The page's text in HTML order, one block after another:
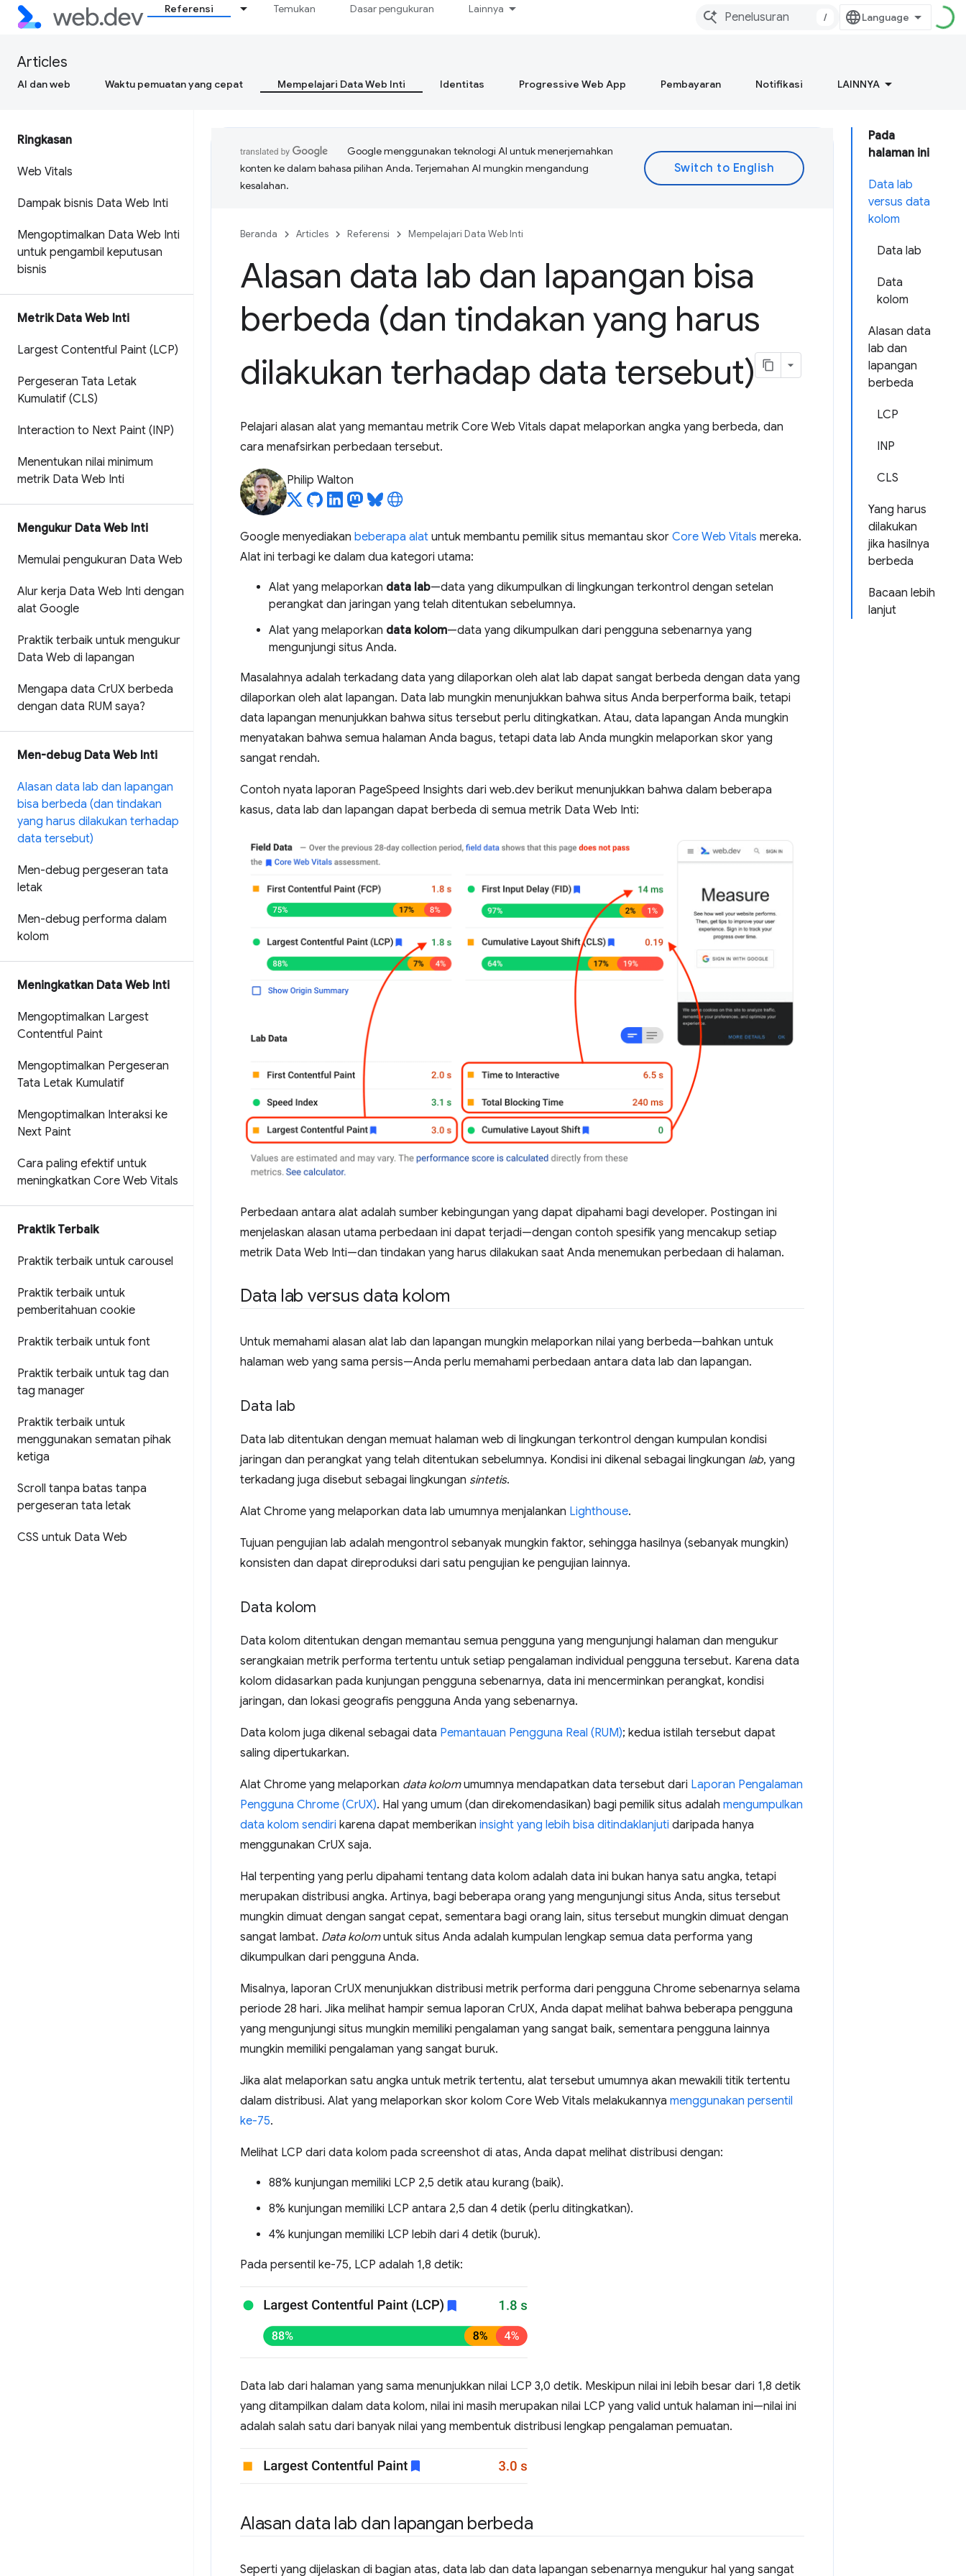
Referensi Temukan Dasar pengukuran Lainnya
/
Articles
AI dan web Waktu pemuatan yang cepat Mempelajari Data Web Inti Identitas Progressive Web App Pembayaran Notifikasi LAINNYA
Ringkasan
Web Vitals
Dampak bisnis Data Web Inti
Mengoptimalkan Data Web Inti
untuk pengambil keputusan
bisnis
Metrik Data Web Inti
Largest Contentful Paint (LCP)
Pergeseran Tata Letak
Kumulatif (CLS)
Interaction to Next Paint (INP)
Menentukan nilai minimum
metrik Data Web Inti
Mengukur Data Web Inti
Memulai pengukuran Data Web
Alur kerja Data Web Inti dengan
alat Google
Praktik terbaik untuk mengukur
Data Web di lapangan
Mengapa data CrUX berbeda
dengan data RUM saya?
Men-debug Data Web Inti
Alasan data lab dan lapangan
bisa berbeda (dan tindakan
yang harus dilakukan terhadap
data tersebut)
Men-debug pergeseran tata
letak
Men-debug performa dalam
kolom
Meningkatkan Data Web Inti
Mengoptimalkan Largest
Contentful Paint
Mengoptimalkan Pergeseran
Tata Letak Kumulatif
Mengoptimalkan Interaksi ke
Next Paint
Cara paling efektif untuk
meningkatkan Core Web Vitals
Praktik Terbaik
Praktik terbaik untuk carousel
Praktik terbaik untuk
pemberitahuan cookie
Praktik terbaik untuk font
Praktik terbaik untuk tag dan
tag manager
Praktik terbaik untuk
menggunakan sematan pihak
ketiga
Scroll tanpa batas tanpa
pergeseran tata letak
CSS untuk Data Web
Pada
halaman ini
Data lab
versus data
kolom
Data lab
Data
kolom
Alasan data
lab dan
lapangan
berbeda
LCP
INP
CLS
Yang harus
dilakukan
jika hasilnya
berbeda
Bacaan lebih
lanjut
Google menggunakan teknologi AI untuk menerjemahkan
konten ke dalam bahasa pilihan Anda. Terjemahan AI mungkin mengandung
kesalahan.
Beranda Articles Referensi Mempelajari Data Web Inti
Alasan data lab dan lapangan bisa
berbeda (dan tindakan yang harus
dilakukan terhadap data tersebut)
Pelajari alasan alat yang memantau metrik Core Web Vitals dapat melaporkan angka yang berbeda, dan
cara menafsirkan perbedaan tersebut.
Philip Walton
Google menyediakan beberapa alat untuk membantu pemilik situs memantau skor Core Web Vitals mereka.
Alat ini terbagi ke dalam dua kategori utama:
Alat yang melaporkan data lab—data yang dikumpulkan di lingkungan terkontrol dengan setelan
perangkat dan jaringan yang telah ditentukan sebelumnya.
Alat yang melaporkan data kolom—data yang dikumpulkan dari pengguna sebenarnya yang
mengunjungi situs Anda.
Masalahnya adalah terkadang data yang dilaporkan oleh alat lab dapat sangat berbeda dengan data yang
dilaporkan oleh alat lapangan. Data lab mungkin menunjukkan bahwa situs Anda berperforma baik, tetapi
data lapangan menunjukkan bahwa situs tersebut perlu ditingkatkan. Atau, data lapangan Anda mungkin
menyatakan bahwa semua halaman Anda bagus, tetapi data lab Anda mungkin melaporkan skor yang
sangat rendah.
Contoh nyata laporan PageSpeed Insights dari web.dev berikut menunjukkan bahwa dalam beberapa
kasus, data lab dan lapangan dapat berbeda di semua metrik Data Web Inti:
Perbedaan antara alat adalah sumber kebingungan yang dapat dipahami bagi developer. Postingan ini
menjelaskan alasan utama perbedaan ini dapat terjadi—dengan contoh spesifik yang mencakup setiap
metrik Data Web Inti—dan tindakan yang harus dilakukan saat Anda menemukan perbedaan di halaman.
Data lab versus data kolom
Untuk memahami alasan alat lab dan lapangan mungkin melaporkan nilai yang berbeda—bahkan untuk
halaman web yang sama persis—Anda perlu memahami perbedaan antara data lab dan lapangan.
Data lab
Data lab ditentukan dengan memuat halaman web di lingkungan terkontrol dengan kumpulan kondisi
jaringan dan perangkat yang telah ditentukan sebelumnya. Kondisi ini dikenal sebagai lingkungan lab, yang
terkadang juga disebut sebagai lingkungan sintetis.
Alat Chrome yang melaporkan data lab umumnya menjalankan Lighthouse.
Tujuan pengujian lab adalah mengontrol sebanyak mungkin faktor, sehingga hasilnya (sebanyak mungkin)
konsisten dan dapat direproduksi dari satu pengujian ke pengujian lainnya.
Data kolom
Data kolom ditentukan dengan memantau semua pengguna yang mengunjungi halaman dan mengukur
serangkaian metrik performa tertentu untuk setiap pengalaman individual pengguna tersebut. Karena data
kolom didasarkan pada kunjungan pengguna sebenarnya, data ini mencerminkan perangkat, kondisi
jaringan, dan lokasi geografis pengguna Anda yang sebenarnya.
Data kolom juga dikenal sebagai data Pemantauan Pengguna Real (RUM); kedua istilah tersebut dapat
saling dipertukarkan.
Alat Chrome yang melaporkan data kolomumumnya mendapatkan data tersebut dari Laporan Pengalaman
Pengguna Chrome (CrUX). Hal yang umum (dan direkomendasikan) bagi pemilik situs adalah mengumpulkan
data kolom sendiri karena dapat memberikan insight yang lebih bisa ditindaklanjuti daripada hanya
menggunakan CrUX saja.
Hal terpenting yang perlu dipahami tentang data kolom adalah data ini bukan hanya satu angka, tetapi
merupakan distribusi angka. Artinya, bagi beberapa orang yang mengunjungi situs Anda, situs tersebut
mungkin dimuat dengan sangat cepat, sementara bagi orang lain, situs tersebut mungkin dimuat dengan
sangat lambat. Data kolomuntuk situs Anda adalah kumpulan lengkap semua data performa yang
dikumpulkan dari pengguna Anda.
Misalnya, laporan CrUX menunjukkan distribusi metrik performa dari pengguna Chrome sebenarnya selama
periode 28 hari. Jika melihat hampir semua laporan CrUX, Anda dapat melihat bahwa beberapa pengguna
yang mengunjungi situs mungkin memiliki pengalaman yang sangat baik, sementara pengguna lainnya
mungkin memiliki pengalaman yang sangat buruk.
Jika alat melaporkan satu angka untuk metrik tertentu, alat tersebut umumnya akan mewakili titik tertentu
dalam distribusi. Alat yang melaporkan skor kolom Core Web Vitals melakukannya menggunakan persentil
ke-75.
Melihat LCP dari data kolom pada screenshot di atas, Anda dapat melihat distribusi dengan:
88% kunjungan memiliki LCP 2,5 detik atau kurang (baik).
8% kunjungan memiliki LCP antara 2,5 dan 4 detik (perlu ditingkatkan).
4% kunjungan memiliki LCP lebih dari 4 detik (buruk).
Pada persentil ke-75, LCP adalah 1,8 detik:
Data lab dari halaman yang sama menunjukkan nilai LCP 3,0 detik. Meskipun nilai ini lebih besar dari 1,8 detik
yang ditampilkan dalam data kolom, nilai ini masih merupakan nilai LCP yang valid untuk halaman ini—nilai ini
adalah salah satu dari banyak nilai yang membentuk distribusi lengkap pengalaman pemuatan.
Alasan data lab dan lapangan berbeda
Seperti yang dijelaskan di bagian atas, data lab dan data lapangan sebenarnya mengukur hal yang sangat